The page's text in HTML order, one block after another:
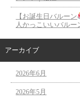
【お誕生日バルーン
人かっこいいバル
アーカイブ
2026年6月
2026年5月